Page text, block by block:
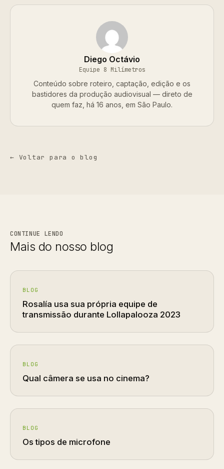
Diego Octávio
Equipe 8 Milímetros
Conteúdo sobre roteiro, captação, edição e os
bastidores da produção audiovisual — direto de
quem faz, há 16 anos, em São Paulo.
← Voltar para o blog
CONTINUE LENDO
Mais do nosso blog
BLOG
Rosalía usa sua própria equipe de
transmissão durante Lollapalooza 2023
BLOG
Qual câmera se usa no cinema?
BLOG
Os tipos de microfone